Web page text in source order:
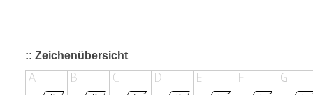
:: Zeichenübersicht